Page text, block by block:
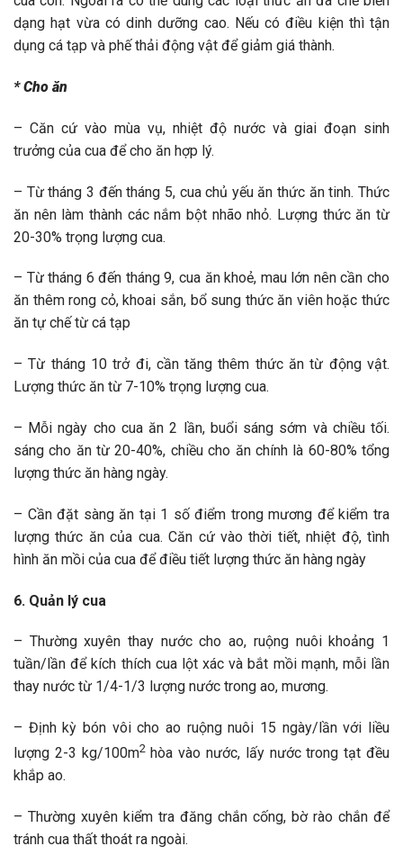
dạng hạt vừa có dinh dưỡng cao. Nếu có điều kiện thì tận
dụng cá tạp và phế thải động vật để giảm giá thành.
* Cho ăn
– Căn cứ vào mùa vụ, nhiệt độ nước và giai đoạn sinh
trưởng của cua để cho ăn hợp lý.
– Từ tháng 3 đến tháng 5, cua chủ yếu ăn thức ăn tinh. Thức
ăn nên làm thành các nắm bột nhão nhỏ. Lượng thức ăn từ
20-30% trọng lượng cua.
– Từ tháng 6 đến tháng 9, cua ăn khoẻ, mau lớn nên cần cho
ăn thêm rong cỏ, khoai sắn, bổ sung thức ăn viên hoặc thức
ăn tự chế từ cá tạp
– Từ tháng 10 trở đi, cần tăng thêm thức ăn từ động vật.
Lượng thức ăn từ 7-10% trọng lượng cua.
– Mỗi ngày cho cua ăn 2 lần, buổi sáng sớm và chiều tối.
sáng cho ăn từ 20-40%, chiều cho ăn chính là 60-80% tổng
lượng thức ăn hàng ngày.
– Cần đặt sàng ăn tại 1 số điểm trong mương để kiểm tra
lượng thức ăn của cua. Căn cứ vào thời tiết, nhiệt độ, tình
hình ăn mồi của cua để điều tiết lượng thức ăn hàng ngày
6. Quản lý cua
– Thường xuyên thay nước cho ao, ruộng nuôi khoảng 1
tuần/lần để kích thích cua lột xác và bắt mồi mạnh, mỗi lần
thay nước từ 1/4-1/3 lượng nước trong ao, mương.
– Định kỳ bón vôi cho ao ruộng nuôi 15 ngày/lần với liều
lượng 2-3 kg/100m2hòa vào nước, lấy nước trong tạt đều
khắp ao.
– Thường xuyên kiểm tra đăng chắn cống, bờ rào chắn để
tránh cua thất thoát ra ngoài.